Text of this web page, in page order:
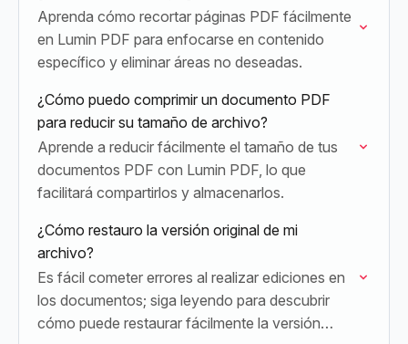
Aprenda cómo recortar páginas PDF fácilmente
en Lumin PDF para enfocarse en contenido
específico y eliminar áreas no deseadas.
¿Cómo puedo comprimir un documento PDF
para reducir su tamaño de archivo?
Aprende a reducir fácilmente el tamaño de tus
documentos PDF con Lumin PDF, lo que
facilitará compartirlos y almacenarlos.
¿Cómo restauro la versión original de mi
archivo?
Es fácil cometer errores al realizar ediciones en
los documentos; siga leyendo para descubrir
cómo puede restaurar fácilmente la versión